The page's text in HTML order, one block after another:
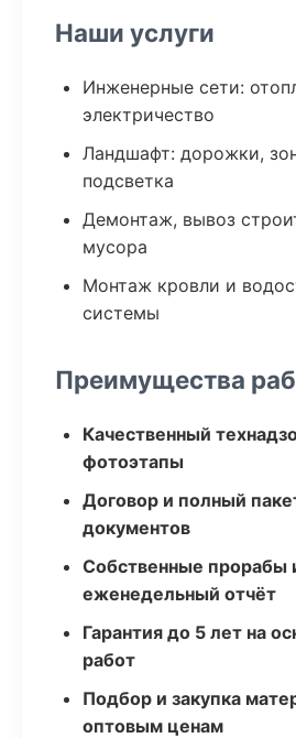
Наши услуги
Инженерные сети:
электричество
Ландшафт: дорожки,
подсветка
Демонтаж, вывоз
мусора
Монтаж кровли и
системы
Преимущества
Качественный
фотоэтапы
Договор и полный
документов
Собственные прорабы
еженедельный отчёт
Гарантия до 5 лет на
работ
Подбор и закупка
оптовым ценам